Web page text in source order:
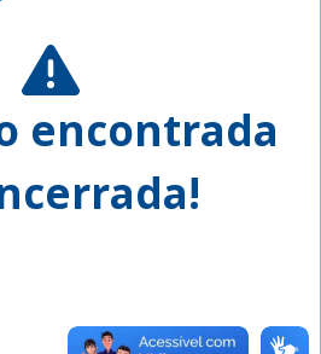
encontrada